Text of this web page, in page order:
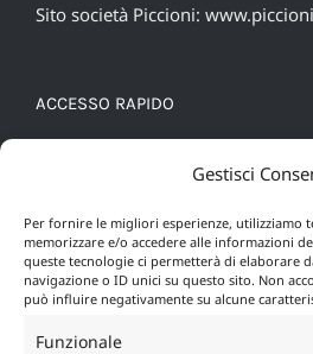
Gestisci
Per fornire le migliori esperienze, utilizziamo
memorizzare e/o accedere alle informazioni
queste tecnologie ci permetterà di elaborare
navigazione o ID unici su questo sito. Non
può influire negativamente su alcune
Funzionale
Sito società Piccioni:
ACCESSO RAPIDO
Cookie Policy (UE)
Privacy policy